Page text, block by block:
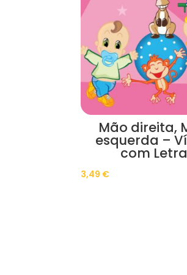
Mão direita,
esquerda –
com Letra
3,49 €